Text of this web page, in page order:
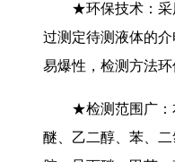
★环保技术：采
过测定待测液体的
易爆性，检测方法环
★检测范围广：
醚、乙二醇、苯、